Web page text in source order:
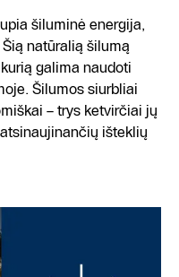
šiluminė energija,
natūralią šilumą
galima naudoti
Šilumos siurbliai
– trys ketvirčiai jų
išteklių